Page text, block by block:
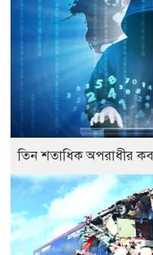
তিন শতাধিক অপরাধীর